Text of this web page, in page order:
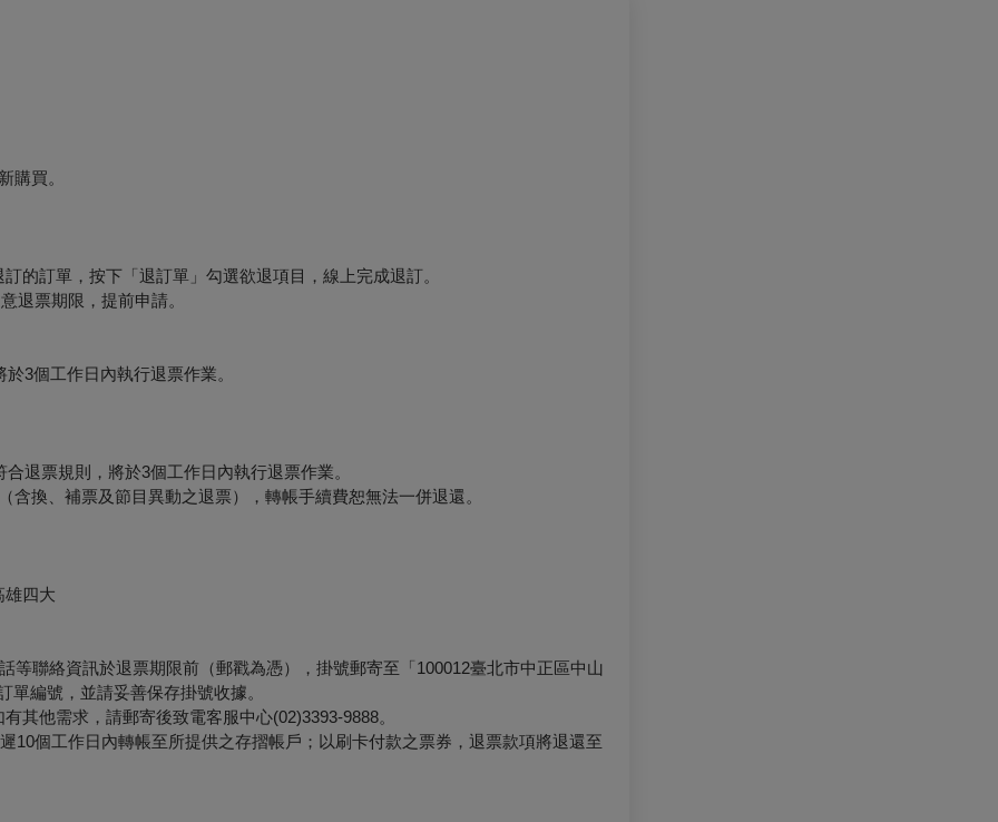
購買。
的訂單，按下「退訂單」勾選欲退項目，線上完成退訂。
退票期限，提前申請。
3個工作日內執行退票作業。
退票規則，將於3個工作日內執行退票作業。
換、補票及節目異動之退票），轉帳手續費恕無法一併退還。
雄四大
聯絡資訊於退票期限前（郵戳為憑），掛號郵寄至「100012臺北市中正區中山
編號，並請妥善保存掛號收據。
其他需求，請郵寄後致電客服中心(02)3393-9888。
個工作日內轉帳至所提供之存摺帳戶；以刷卡付款之票券，退票款項將退還至